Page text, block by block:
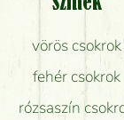
Mit kell
Hogy
Tudok
vörös csokrok
fehér csokrok
rózsaszín